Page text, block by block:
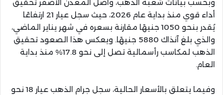
وبحسب بيانات شعبة الذهب، واصل المعدن الأصفر تحقيق
أداء قوي منذ بداية عام 2026، حيث سجل عيار 21 ارتفاعًا
يُقدر بنحو 1050 جنيهًا مقارنة بسعره في شهر يناير الماضي،
والذي بلغ آنذاك 5880 جنيهًا. ويعكس هذا الصعود تحقيق
الذهب لمكاسب رأسمالية تصل إلى نحو 17.8% منذ بداية
العام.
وفيما يتعلق بالأسعار الحالية، سجل جرام الذهب عيار 18 نحو